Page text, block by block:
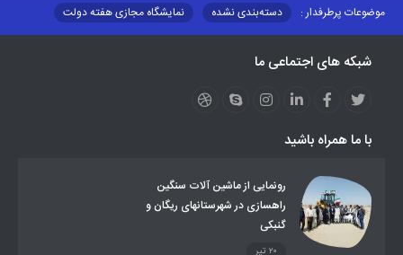
موضوعات پرطرفدار : دسته‌بندی نشده
نمایشگاه مجازی هفته دولت
مزایدات و مناقصات
محتوای کانون توسعه
عملکردها
عشایر استان
طرح و برنامه
روند ساماندهی عشایر داوطلب اسکان
تشکیلات اداری
شبکه های اجتماعی ما
با ما همراه باشید
رونمایی از ماشین آلات سنگین
راهسازی در شهرستانهای ریگان و
گنبکی
۲۰ تیر